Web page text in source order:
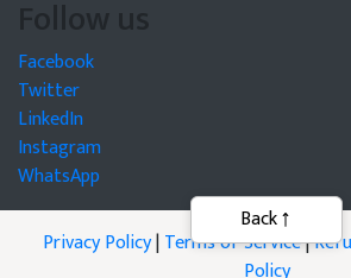
Follow us
Facebook
Twitter
LinkedIn
Instagram
WhatsApp
Privacy Policy|Terms of Service|